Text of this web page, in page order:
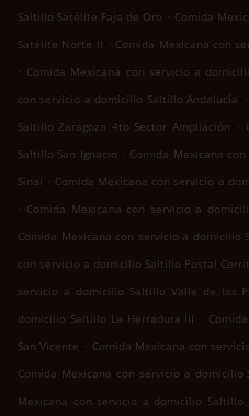
Saltillo Satélite Faja de Oro . Comida
Satélite Norte II . Comida Mexicana con
. Comida Mexicana con servicio a
con servicio a domicilio Saltillo Andalucía .
Saltillo Zaragoza 4to Sector Ampliación .
Saltillo San Ignacio . Comida Mexicana
Sinaí . Comida Mexicana con servicio a
. Comida Mexicana con servicio a
Comida Mexicana con servicio a domicilio
con servicio a domicilio Saltillo Postal
servicio a domicilio Saltillo Valle de las
domicilio Saltillo La Herradura III .
San Vicente . Comida Mexicana con
Comida Mexicana con servicio a
Mexicana con servicio a domicilio Saltillo